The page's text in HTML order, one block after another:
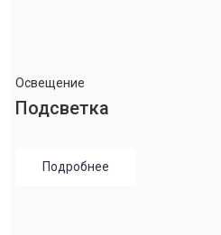
Освещение
Подсветка
Подробнее